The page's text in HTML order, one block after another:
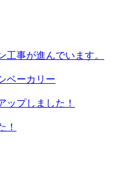
工事が進んでいます。
ベーカリー
ップしました！
！